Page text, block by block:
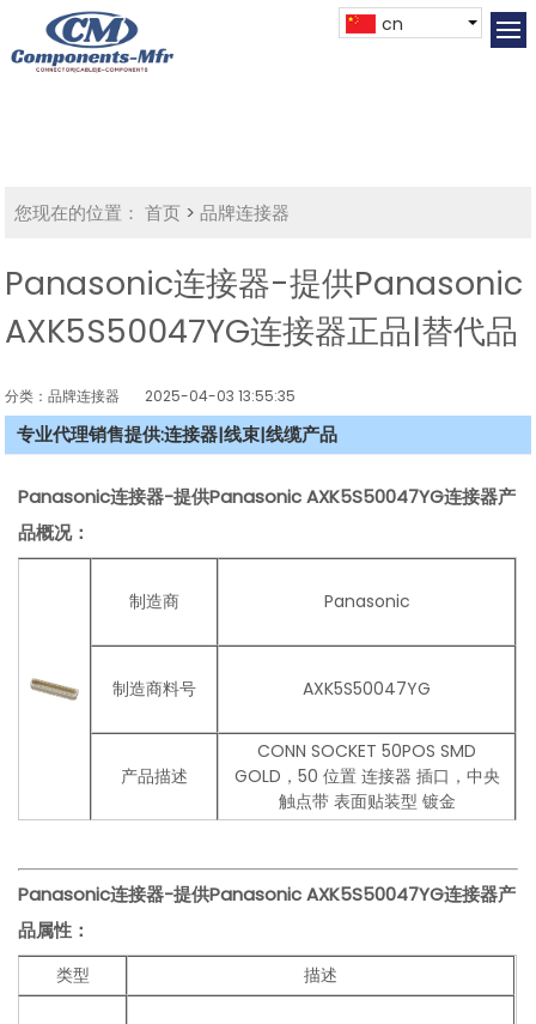
cn
您现在的位置： 首页 >品牌连接器
Panasonic连接器-提供Panasonic
AXK5S50047YG连接器正品|替代品
分类：品牌连接器 2025-04-03 13:55:35
专业代理销售提供:连接器|线束|线缆产品
Panasonic连接器-提供Panasonic AXK5S50047YG连接器产
品概况：
制造商 Panasonic
制造商料号 AXK5S50047YG
产品描述
CONN SOCKET 50POS SMD
GOLD，50 位置 连接器 插口，中央
触点带 表面贴装型 镀金
Panasonic连接器-提供Panasonic AXK5S50047YG连接器产
品属性：
类型 描述